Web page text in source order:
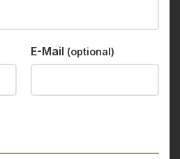
E-Mail (optional)